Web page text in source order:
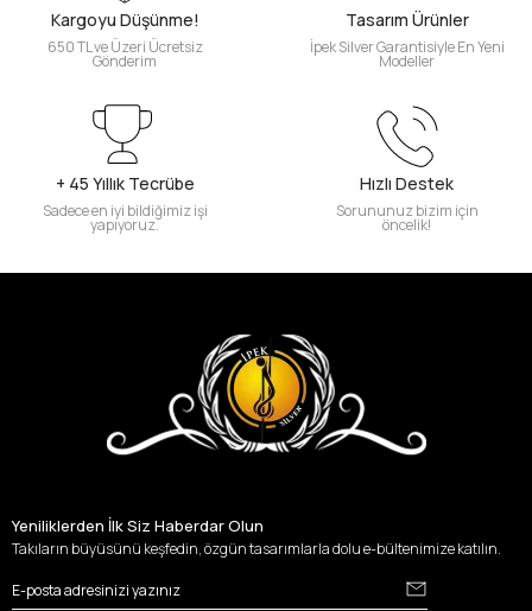
Kargoyu Düşünme!
650 TL ve Üzeri Ücretsiz
Gönderim
Tasarım Ürünler
İpek Silver Garantisiyle En Yeni
Modeller
+ 45 Yıllık Tecrübe
Sadece en iyi bildiğimiz işi
yapıyoruz.
Hızlı Destek
Sorununuz bizim için
öncelik!
Yeniliklerden İlk Siz Haberdar Olun
Takıların büyüsünü keşfedin, özgün tasarımlarla dolu e-bültenimize katılın.